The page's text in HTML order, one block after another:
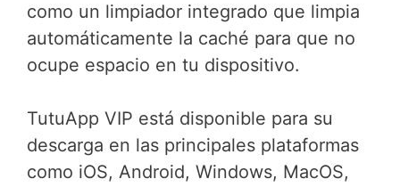
como un limpiador integrado que limpia
automáticamente la caché para que no
ocupe espacio en tu dispositivo.
TutuApp VIP está disponible para su
descarga en las principales plataformas
como iOS, Android, Windows, MacOS,